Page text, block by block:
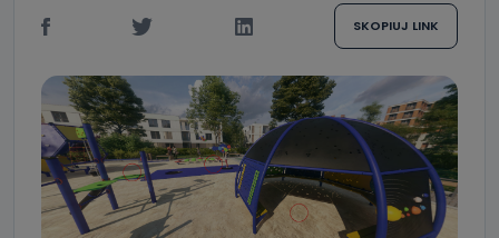
SKOPIUJ LINK